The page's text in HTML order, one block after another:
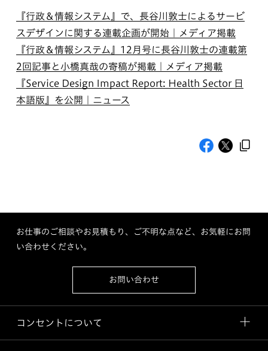
『行政＆情報システム』で、長谷川敦士によるサービ
スデザインに関する連載企画が開始｜メディア掲載
『行政＆情報システム』12月号に長谷川敦士の連載第
2回記事と小橋真哉の寄稿が掲載｜メディア掲載
『Service Design Impact Report: Health Sector 日
本語版』を公開｜ニュース
お仕事のご相談やお見積もり、ご不明な点など、お気軽にお問
い合わせください。
お問い合わせ
コンセントについて